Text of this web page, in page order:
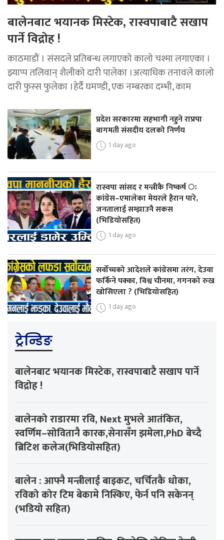
बालेनबाट भयानक मिस्टेक, रास्वपाबाटै सखाप
पार्ने विद्रोह !
काठमाडौं । संसदले प्रतिबन्ध लगाएको कालो चश्मा लगाएका ।
झ्याप्प तलिवान् शैलीको दारी पालेका ।अत्याधिक तनावले कालो
दारी फुस्स फुलेका ।हेर्दै घमण्डी, एक नम्बरका दम्भी, काम
प्रदेश सरकारमा सहभागी नहुने राप्रपा
बागमती संसदीय दलको निर्णय
1 day ago
रास्वपा सांसद र मन्त्रीकै निष्कर्ष ः
कांग्रेस–एमालेका मेयरले हैरान पारे,
जनतालाई सम्झाउनै सकस
(भिडियोसहित)
1 day ago
सर्वोच्चको आदेशले कांग्रेसमा तरंग, देउवा
फर्किने पक्का, विश्व चीनमा, गगनको रुख
खोसिएला ? (भिडियोसहित)
1 day ago
ट्रेन्डिङ
बालेनबाट भयानक मिस्टेक, रास्वपाबाटै सखाप पार्ने
विद्रोह !
बालेनको राडारमा रवि, Next मुभले आतंकित,
स्वर्णिम–सोवितानै कारक,सेनासँग झमेला,PhD बेच्दै
ब्रिटिश कलेज(भिडियोसहित)
बालेन : आफ्नै मन्त्रीलाई बाइकट, चर्चितकै धोका,
रविको कोर टिम बेकामे निस्किए, फेर्न पनि सकेनन्
(भडियो सहित)